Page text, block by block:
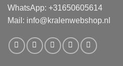
WhatsApp: +31650605614
Mail: info@kralenwebshop.nl